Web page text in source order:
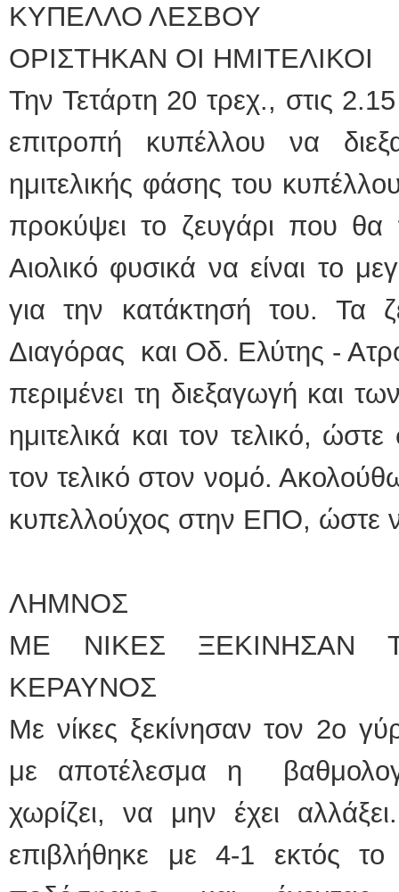
ΚΥΠΕΛΛΟ ΛΕΣΒΟΥ
ΟΡΙΣΤΗΚΑΝ ΟΙ ΗΜΙΤΕΛΙΚΟΙ
Την Τετάρτη 20 τρεχ., στις
επιτροπή κυπέλλου να
ημιτελικής φάσης του
προκύψει το ζευγάρι που
Αιολικό φυσικά να είναι το
για την κατάκτησή του. Τα
Διαγόρας και Οδ. Ελύτης -
περιμένει τη διεξαγωγή και
ημιτελικά και τον τελικό,
τον τελικό στον νομό.
κυπελλούχος στην ΕΠΟ, ώστε
ΛΗΜΝΟΣ
ΜΕ ΝΙΚΕΣ ΞΕΚΙΝΗΣΑΝ
ΚΕΡΑΥΝΟΣ
Με νίκες ξεκίνησαν τον 2ο
με αποτέλεσμα η
χωρίζει, να μην έχει
επιβλήθηκε με 4-1 εκτός